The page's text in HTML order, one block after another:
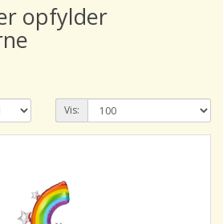
opfylder
Vis: